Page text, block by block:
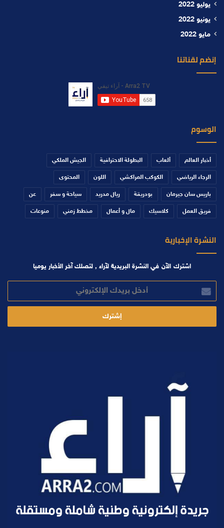
يوليو 2022
يونيو 2022
مايو 2022
إنضم لقناتنا
الوسوم
أخبار العالم ألعاب البطولة الاحترافية الجيش الملكي
الرجاء الرياضي الكوكب المراكشي اللون المحتوى
باريس سان جيرمان بودريقة ريال مدريد سياحة و سفر عن
فريق العمل كلاسيك مال و أعمال مخطط زمني منوعات
النشرة الإخبارية
اشترك الآن في النشرة البريدية لآراء , لتصلك آخر الأخبار يوميا
بريدك
الإلكتروني